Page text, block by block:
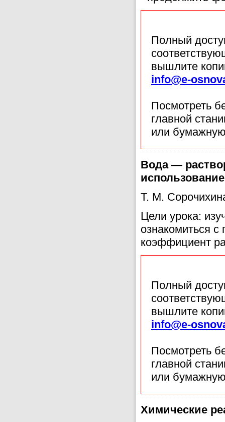
Полный
вышлите
info@e-
Посмотреть
главной
или
Вода —
Т. М.
Цели урока:
ознакомиться
коэффициент
Полный
вышлите
info@e-
Посмотреть
главной
или
Химические